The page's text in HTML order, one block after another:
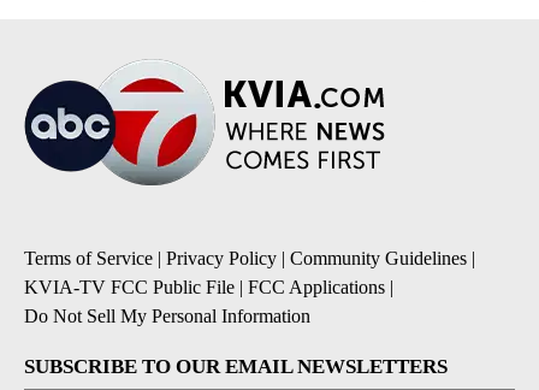
Terms of Service | Privacy Policy | Community Guidelines |
KVIA-TV FCC Public File | FCC Applications |
Do Not Sell My Personal Information
SUBSCRIBE TO OUR EMAIL NEWSLETTERS